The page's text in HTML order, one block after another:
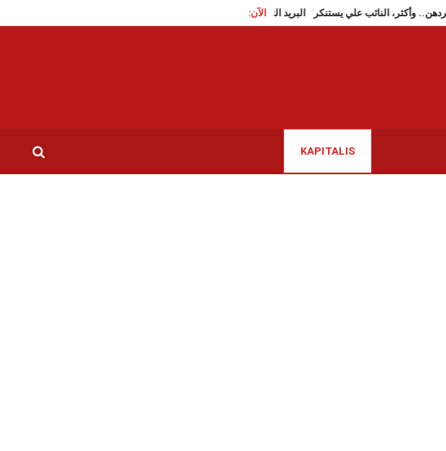
الآن: فيقع طردهن.. وأكثر، النائب علي يستنكر البريد التونسي يُحذر من مواقع إلكترونية تنتحل صفته للقيام
KAPITALIS